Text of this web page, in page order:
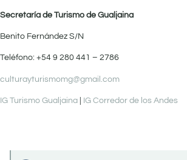
Secretaría de Turismo de Gualjaina
Benito Fernández S/N
Teléfono: +54 9 280 441 – 2786
culturayturismomg@gmail.com
IG Turismo Gualjaina IG Corredor de los Andes